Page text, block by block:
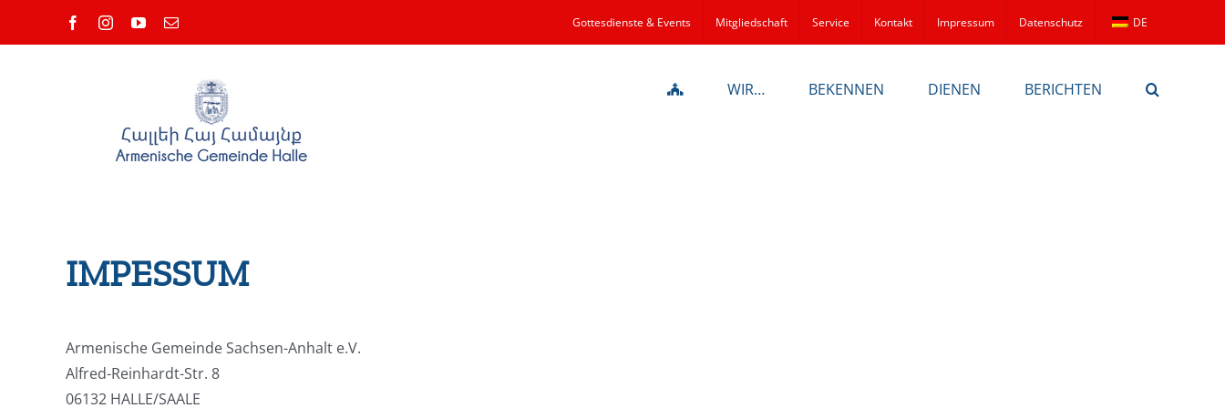
FacebookInstagramYouTube
E-
Gottesdienste & Events Mitgliedschaft Service Kontakt Impressum Datenschutz DE
WIR… BEKENNEN DIENEN BERICHTEN
IMPESSUM
Armenische Gemeinde Sachsen-Anhalt e.V.
Alfred-Reinhardt-Str. 8
06132 HALLE/SAALE